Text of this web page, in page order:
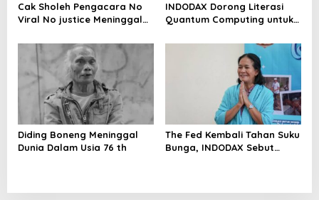
Cak Sholeh Pengacara No
Viral No justice Meninggal
INDODAX Dorong Literasi
Quantum Computing untuk
Blockchain
Diding Boneng Meninggal
Dunia Dalam Usia 76 th
The Fed Kembali Tahan Suku
Bunga, INDODAX Sebut